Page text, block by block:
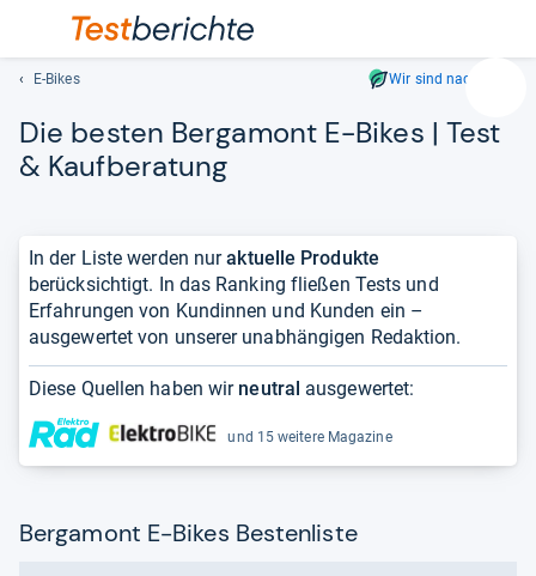
Geben
und
den
E-Bikes Wir sind nachhaltig
Die bes­ten Ber­ga­mont E-​Bikes | Test
& Kauf­be­ra­tung
In der Liste werden nuraktuelle Produkte
berücksichtigt. In das Ranking fließen Tests und
Erfahrungen von Kundinnen und Kunden ein –
ausgewertet von unserer unabhängigen Redaktion.
Diese Quellen haben wir neutral ausgewertet:
und 15 weitere Magazine
Bergamont E-Bikes Bestenliste